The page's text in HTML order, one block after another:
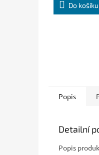
Do košíku
Popis
Detailní
Popis